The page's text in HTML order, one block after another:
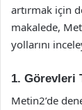
artırmak için
makalede,
yollarını
1. Görevleri
Metin2’de